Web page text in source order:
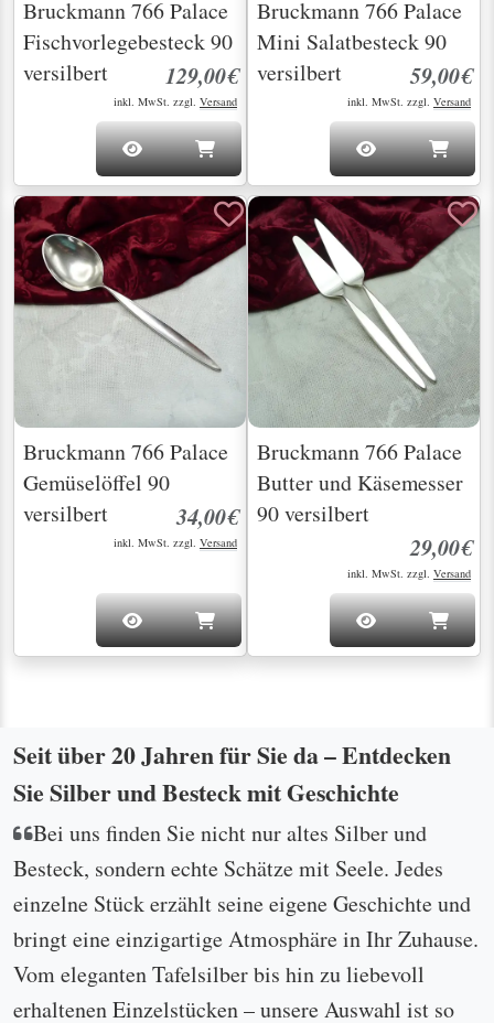
Bruckmann 766 Palace
Fischvorlegebesteck 90
versilbert
129,00€
inkl. MwSt. zzgl. Versand
Bruckmann 766 Palace
Mini Salatbesteck 90
versilbert
59,00€
inkl. MwSt. zzgl. Versand
Bruckmann 766 Palace
Gemüselöffel 90
versilbert
34,00€
inkl. MwSt. zzgl. Versand
Bruckmann 766 Palace
Butter und Käsemesser
90 versilbert
29,00€
inkl. MwSt. zzgl. Versand
Seit über 20 Jahren für Sie da – Entdecken
Sie Silber und Besteck mit Geschichte
Bei uns finden Sie nicht nur altes Silber und
Besteck, sondern echte Schätze mit Seele. Jedes
einzelne Stück erzählt seine eigene Geschichte und
bringt eine einzigartige Atmosphäre in Ihr Zuhause.
Vom eleganten Tafelsilber bis hin zu liebevoll
erhaltenen Einzelstücken – unsere Auswahl ist so